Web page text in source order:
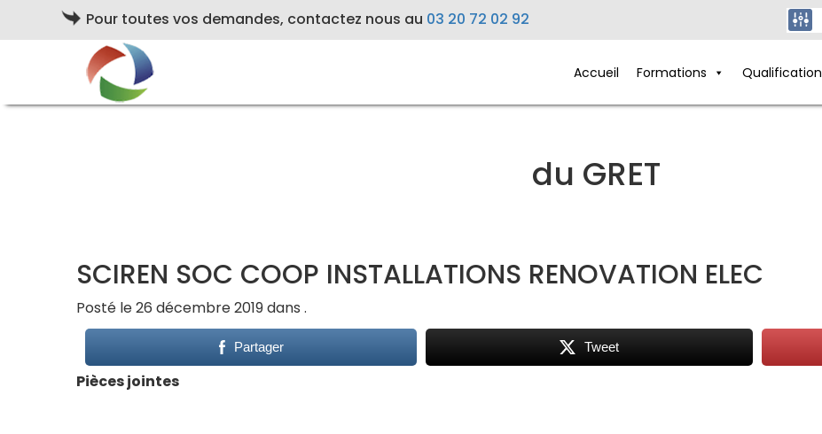
Pour toutes vos demandes, contactez nous au 03 20 72 02 92
Accueil Formations Qualification
du GRET
SCIREN SOC COOP INSTALLATIONS RENOVATION ELEC
Posté le 26 décembre 2019 dans .
Partager Tweet
Pièces jointes